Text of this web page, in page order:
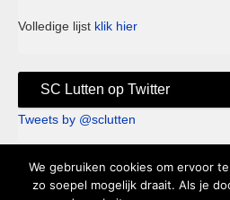
Volledige lijst klik hier
SC Lutten op Twitter
Tweets by @sclutten
Sc Lutten - Sportpark de Kei -
We gebruiken cookies om ervoor
zo soepel mogelijk draait. Als je